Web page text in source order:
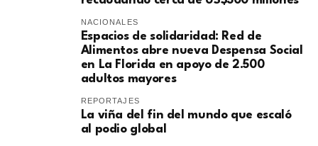
NACIONALES
Espacios de solidaridad: Red de
Alimentos abre nueva Despensa Social
en La Florida en apoyo de 2.500
adultos mayores
REPORTAJES
La viña del fin del mundo que escaló
al podio global